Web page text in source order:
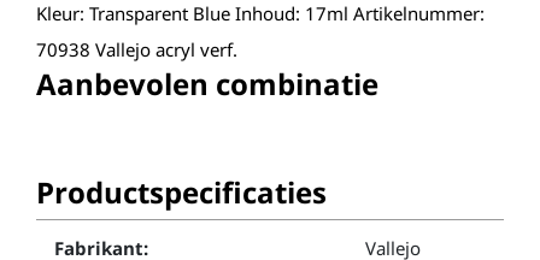
Kleur: Transparent Blue Inhoud: 17ml Artikelnummer:
70938 Vallejo acryl verf.
Aanbevolen combinatie
Productspecificaties
Fabrikant: Vallejo